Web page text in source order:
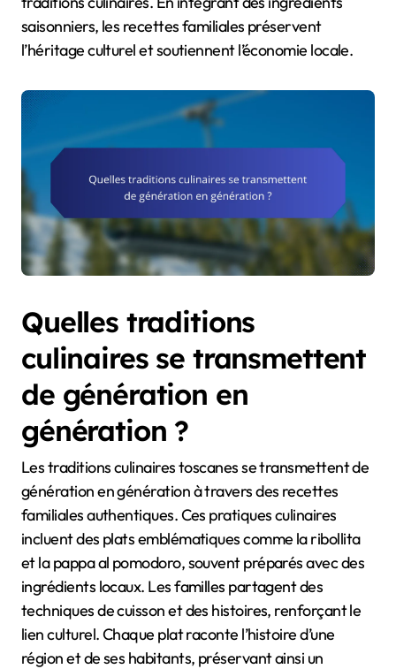
saisonniers, les recettes familiales préservent
l’héritage culturel et soutiennent l’économie locale.
Quelles traditions
culinaires se transmettent
de génération en
génération ?
Les traditions culinaires toscanes se transmettent de
génération en génération à travers des recettes
familiales authentiques. Ces pratiques culinaires
incluent des plats emblématiques comme la ribollita
et la pappa al pomodoro, souvent préparés avec des
ingrédients locaux. Les familles partagent des
techniques de cuisson et des histoires, renforçant le
lien culturel. Chaque plat raconte l’histoire d’une
région et de ses habitants, préservant ainsi un